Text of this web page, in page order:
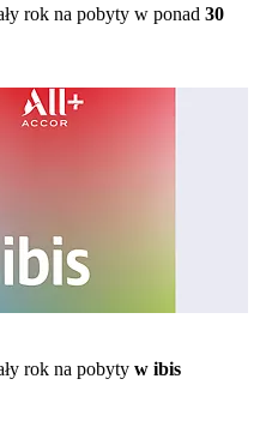
rok na pobyty w ponad 30
rok na pobyty w ibis